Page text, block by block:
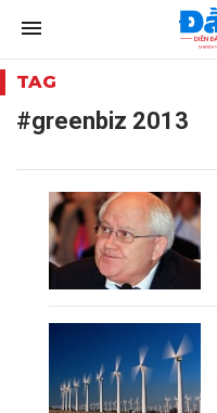
TAG
#greenbiz 2013